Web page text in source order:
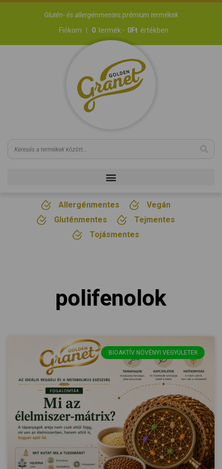
Glutén- és allergénmentes prémium termékek
Fiókom
0 termék - 0Ft értékben
Allergénmentes
Vegán
Gluténmentes
Tejmentes
Tojásmentes
polifenolok
BIOAKTÍV NÖVÉNYI VEGYÜLETEK